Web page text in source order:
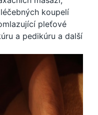
koupelí
pleťové
a pedikúru a další